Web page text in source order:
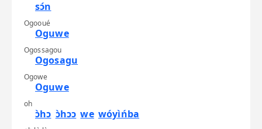
sɔ́n
Ogooué
Oguwe
Ogossagou
Ogosagu
Ogowe
Oguwe
oh
ɔ̀hɔ ɔ̀hɔɔ we wóyìńba